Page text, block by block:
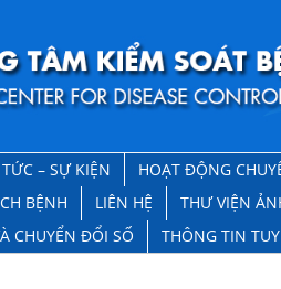
– SỰ KIỆN
HOẠT ĐỘNG
BỆNH
LIÊN HỆ
THƯ VIỆN
CHUYỂN ĐỔI SỐ
THÔNG TIN